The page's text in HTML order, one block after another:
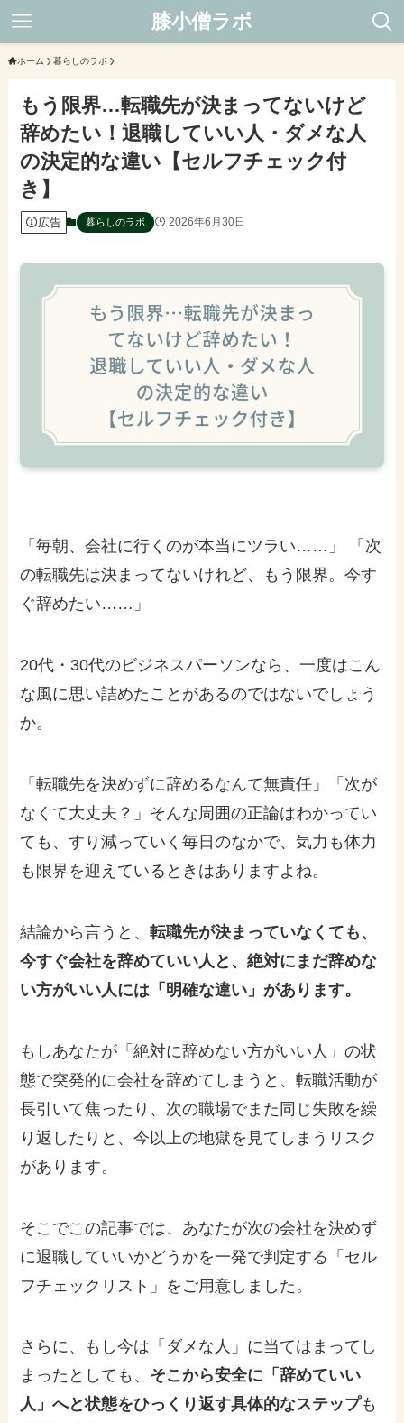
膝小僧ラボ
ホーム 暮らしのラボ
もう限界…転職先が決まってないけど
辞めたい！退職していい人・ダメな人
の決定的な違い【セルフチェック付
き】
広告 暮らしのラボ 2026年6月30日
「毎朝、会社に行くのが本当にツラい……」 「次
の転職先は決まってないけれど、もう限界。今す
ぐ辞めたい……」
20代・30代のビジネスパーソンなら、一度はこん
な風に思い詰めたことがあるのではないでしょう
か。
「転職先を決めずに辞めるなんて無責任」「次が
なくて大丈夫？」そんな周囲の正論はわかってい
ても、すり減っていく毎日のなかで、気力も体力
も限界を迎えているときはありますよね。
結論から言うと、転職先が決まっていなくても、
今すぐ会社を辞めていい人と、絶対にまだ辞めな
い方がいい人には「明確な違い」があります。
もしあなたが「絶対に辞めない方がいい人」の状
態で突発的に会社を辞めてしまうと、転職活動が
長引いて焦ったり、次の職場でまた同じ失敗を繰
り返したりと、今以上の地獄を見てしまうリスク
があります。
そこでこの記事では、あなたが次の会社を決めず
に退職していいかどうかを一発で判定する「セル
フチェックリスト」をご用意しました。
さらに、もし今は「ダメな人」に当てはまってし
まったとしても、 そこから安全に「辞めていい
人」へと状態をひっくり返す具体的なステップも